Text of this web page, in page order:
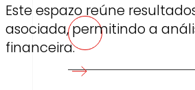
Este espazo reúne
asociada, permitindo a
financeira.